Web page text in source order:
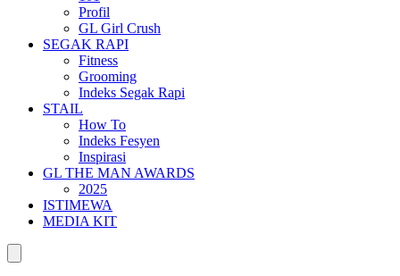
Profil
GL Girl Crush
SEGAK RAPI
Fitness
Grooming
Indeks Segak Rapi
STAIL
How To
Indeks Fesyen
Inspirasi
GL THE MAN AWARDS
2025
ISTIMEWA
MEDIA KIT